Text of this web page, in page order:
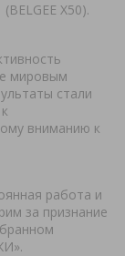
X50).
мировым
стали
вниманию к
работа и
за признание